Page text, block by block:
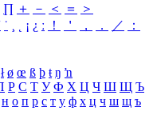
∏ ＋ － ＜ ＝
＞
˙ ¸ ¡ ¿ ː ！ ＇ ， ． ／
：
ł ø œ ß þ ŧ ŋ ŉ
Р С Т У Ф Х Ц Ч Ш Щ Ъ
н о п р с т у ф х ц ч ш щ ъ